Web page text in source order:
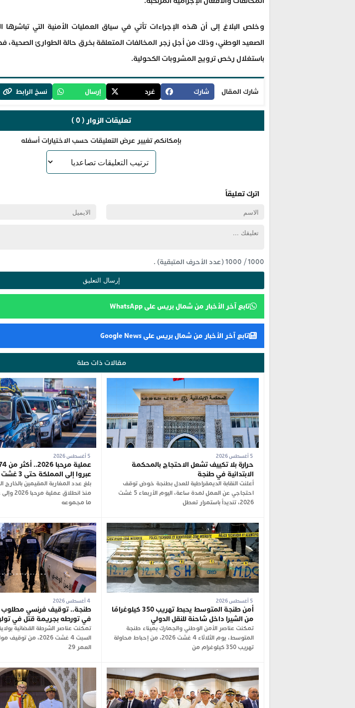
وخلص البلاغ إلى أن هذه الإجراءات تأتي في سياق العمليات الأمنية التي تباشرها
الصعيد الوطني، وذلك من أجل زجر المخالفات المتعلقة بخرق حالة الطوارئ الصحية،
باستغلال رخص ترويج المشروبات الكحولية.
شارك المقال شارك غرد إرسال نسخ الرابط
تعليقات الزوار ( 0 )
بإمكانكم تغيير عرض التعليقات حسب الاختيارات أسفله
اترك تعليقاً
1000
/
1000(عدد الأحرف المتبقية) .
تابع آخر الأخبار من شمال بريس على WhatsApp
تابع آخر الأخبار من شمال بريس على Google News
مقالات ذات صلة
حرارة بلا تكييف تشعل الاحتجاج بالمحكمة
الابتدائية في طنجة
أعلنت النقابة الديمقراطية للعدل بطنجة خوض توقف
احتجاجي عن العمل لمدة ساعة، اليوم الأربعاء 5 غشت
2026، تنديداً باستمرار تعطل
5 أغسطس 2026
عبروا إلى المملكة حتى 3 غشت
بلغ عدد المغاربة المقيمين بالخارج
ما مجموعه
أمن طنجة المتوسط يحبط تهريب 350 كيلوغرامًا
من الشيرا داخل شاحنة للنقل الدولي
تمكنت عناصر الأمن الوطني والجمارك بميناء طنجة
المتوسط، يوم الثلاثاء 4 غشت 2026، من إحباط محاولة
تهريب 350 كيلوغرام من
4 أغسطس 2026
طنجة.. توقيف فرنسي مطلوب
في تورطه بجريمة قتل في
تمكنت عناصر الشرطة القضائية
السبت 4 غشت 2026،
العمر 29